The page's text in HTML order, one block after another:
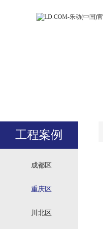
工程案例
成都区
重庆区
川北区